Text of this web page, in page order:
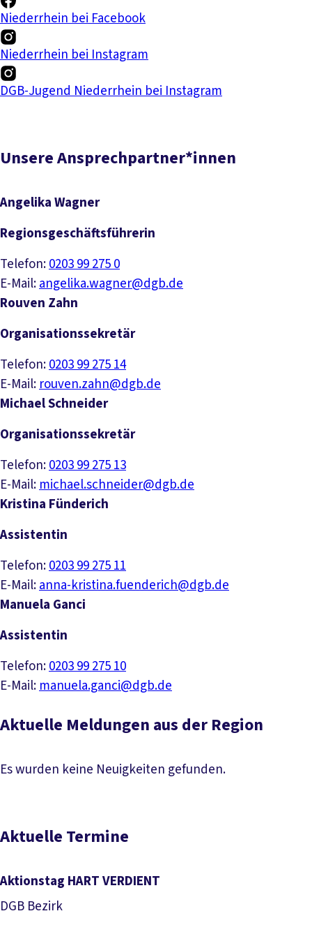
Niederrhein bei Facebook
Niederrhein bei Instagram
DGB-Jugend Niederrhein bei Instagram
Unsere Ansprechpartner*innen
Angelika Wagner
Regionsgeschäftsführerin
Telefon:0203 99 275 0
E-Mail:angelika.wagner@dgb.de
Rouven Zahn
Organisationssekretär
Telefon:0203 99 275 14
E-Mail:rouven.zahn@dgb.de
Michael Schneider
Organisationssekretär
Telefon:0203 99 275 13
E-Mail:michael.schneider@dgb.de
Kristina Fünderich
Assistentin
Telefon:0203 99 275 11
E-Mail:anna-kristina.fuenderich@dgb.de
Manuela Ganci
Assistentin
Telefon:0203 99 275 10
E-Mail:manuela.ganci@dgb.de
Aktuelle Meldungen aus der Region
Es wurden keine Neuigkeiten gefunden.
Aktuelle Termine
Aktionstag HART VERDIENT
DGB Bezirk